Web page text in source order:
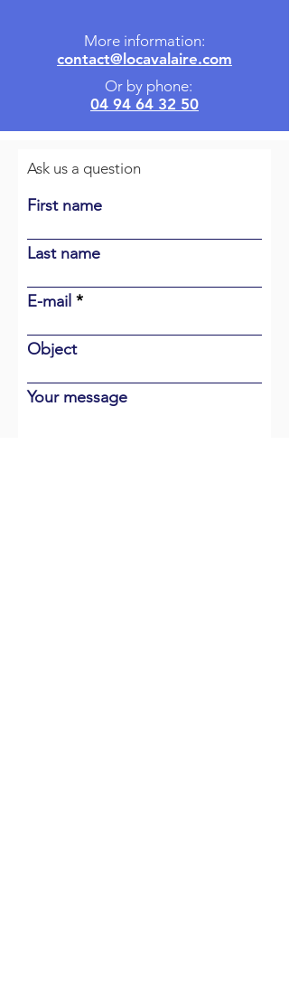
More information:
contact@locavalaire.com
Or by phone:
04 94 64 32 50
Ask us a question
First name
Last name
E-mail
Object
Your message